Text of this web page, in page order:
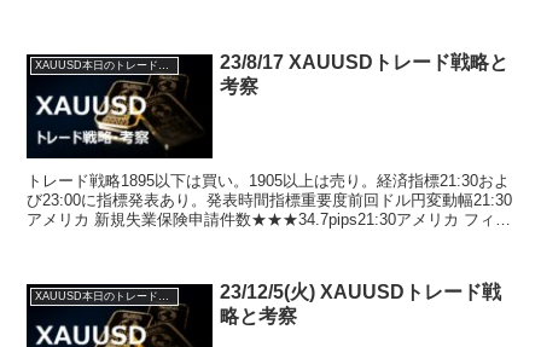
XAUUSD本日のトレード戦略と考察
23/8/17 XAUUSDトレード戦略と
考察
トレード戦略1895以下は買い。1905以上は売り。経済指標21:30およ
び23:00に指標発表あり。発表時間指標重要度前回ドル円変動幅21:30
アメリカ 新規失業保険申請件数★★★34.7pips21:30アメリカ フィラ
23/12/5(火) XAUUSDトレード戦
略と考察